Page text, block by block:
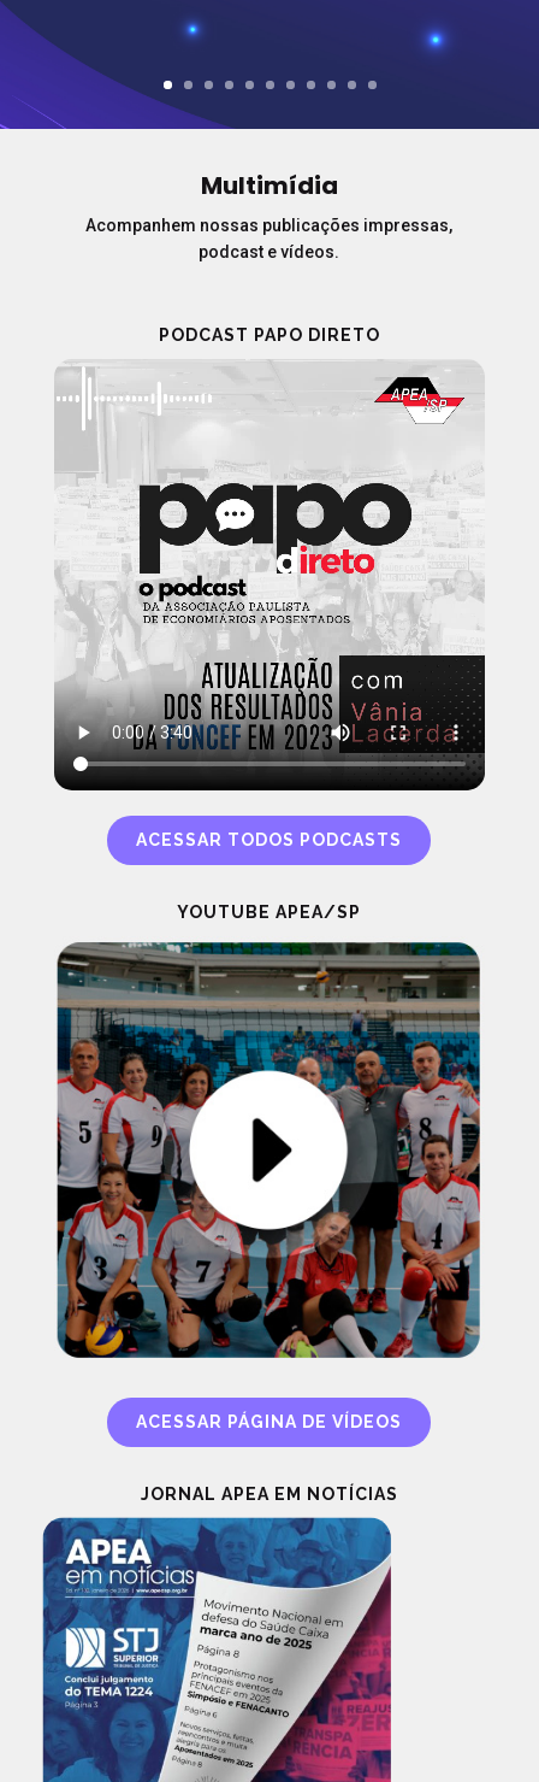
Multimídia
Acompanhem nossas publicações impressas,
podcast e vídeos.
PODCAST PAPO DIRETO
ACESSAR TODOS PODCASTS
YOUTUBE APEA/SP
ACESSAR PÁGINA DE VÍDEOS
JORNAL APEA EM NOTÍCIAS